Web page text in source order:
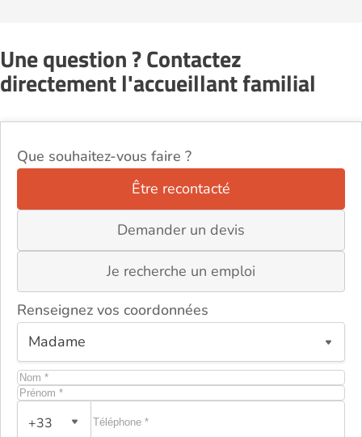
Une question ? Contactez
directement l'accueillant familial
Que souhaitez-vous faire ?
Être recontacté
Demander un devis
Je recherche un emploi
Renseignez vos coordonnées
+33